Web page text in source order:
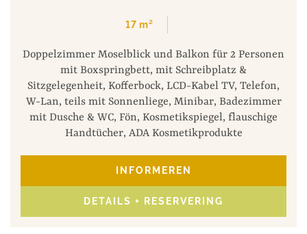
17m²
Doppelzimmer Moselblick und Balkon für 2 Personen
mit Boxspringbett, mit Schreibplatz &
Sitzgelegenheit, Kofferbock, LCD-Kabel TV, Telefon,
W-Lan, teils mit Sonnenliege, Minibar, Badezimmer
mit Dusche & WC, Fön, Kosmetikspiegel, flauschige
Handtücher, ADA Kosmetikprodukte
INFORMEREN
DETAILS + RESERVERING